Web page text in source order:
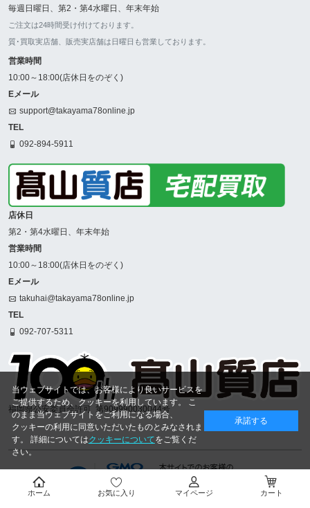
毎週日曜日、第2・第4水曜日、年末年始
ご注文は24時間受け付けております。
質･買取実店舗、販売実店舗は日曜日も営業しております。
営業時間
10:00～18:00(店休日をのぞく)
Eメール
support@takayama78online.jp
TEL
092-894-5911
店休日
第2・第4水曜日、年末年始
営業時間
10:00～18:00(店休日をのぞく)
Eメール
takuhai@takayama78online.jp
TEL
092-707-5311
福岡県公安委員会許可 第909990030044号
ホーム お気に入り マイページ カート
当ウェブサイトでは、お客様により良いサービスを
ご提供するため、クッキーを利用しています。 こ
のまま当ウェブサイトをご利用になる場合、
クッキーの利用に同意いただいたものとみなされま
す。 詳細についてはクッキーについてをご覧くだ
さい。
承諾する